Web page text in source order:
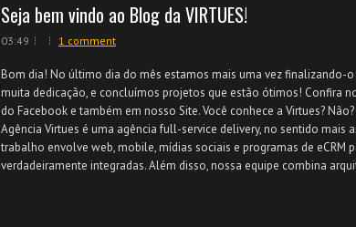
Seja bem vindo ao Blog da VIRTUES!
03:49 1 comment
Bom dia! No último dia do mês estamos mais uma vez finalizando-
muita dedicação, e concluímos projetos que estão ótimos! Confira
do Facebook e também em nosso Site. Você conhece a Virtues?
Agência Virtues é uma agência full-service delivery, no sentido mais
trabalho envolve web, mobile, mídias sociais e programas de eCRM
verdadeiramente integradas. Além disso, nossa equipe combina